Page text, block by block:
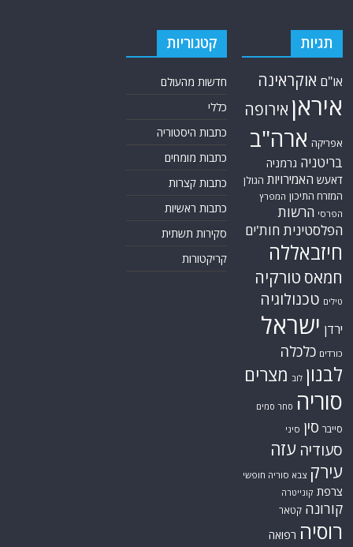
תגיות
או"ם אוקראינה
איראן אירופה
אפריקה ארה"ב
בריטניה גרמניה
דאעש האמירויות הגולן
המזרח התיכון המפרץ
הפרסי הרשות
הפלסטינית חות'ים
חיזבאללה
חמאס טורקיה
טילים טכנולוגיה
ירדן ישראל
כורדים כלכלה
לבנון לוב מצרים
סוריה סחר סמים
סייבר סין סיני
סעודיה עזה
עירק צבא סוריה חופשי
צרפת קונייטרה
קורונה קטאר
רוסיה רפואה
קטגוריות
חדשות מהעולם
כללי
כתבות היסטוריה
כתבות מומחים
כתבות קצרות
כתבות ראשיות
סקירות תשתית
קריקטורות